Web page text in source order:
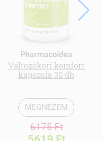
Pharmacoidea
Változókori komfort
kapszula 30 db
MEGNÉZEM
6175 Ft